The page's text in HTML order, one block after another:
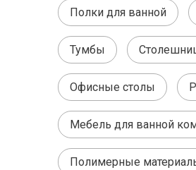
Полки для ванной
Тумбы
Офисные столы
Мебель для ванной
Полимерные